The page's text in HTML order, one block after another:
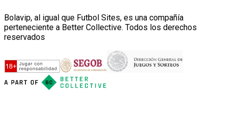
Bolavip, al igual que Futbol Sites, es una compañía
perteneciente a Better Collective. Todos los derechos
reservados